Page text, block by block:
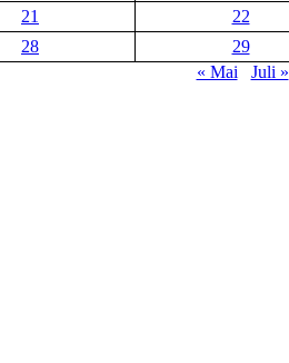
21 22
28 29
« Mai
Juli »